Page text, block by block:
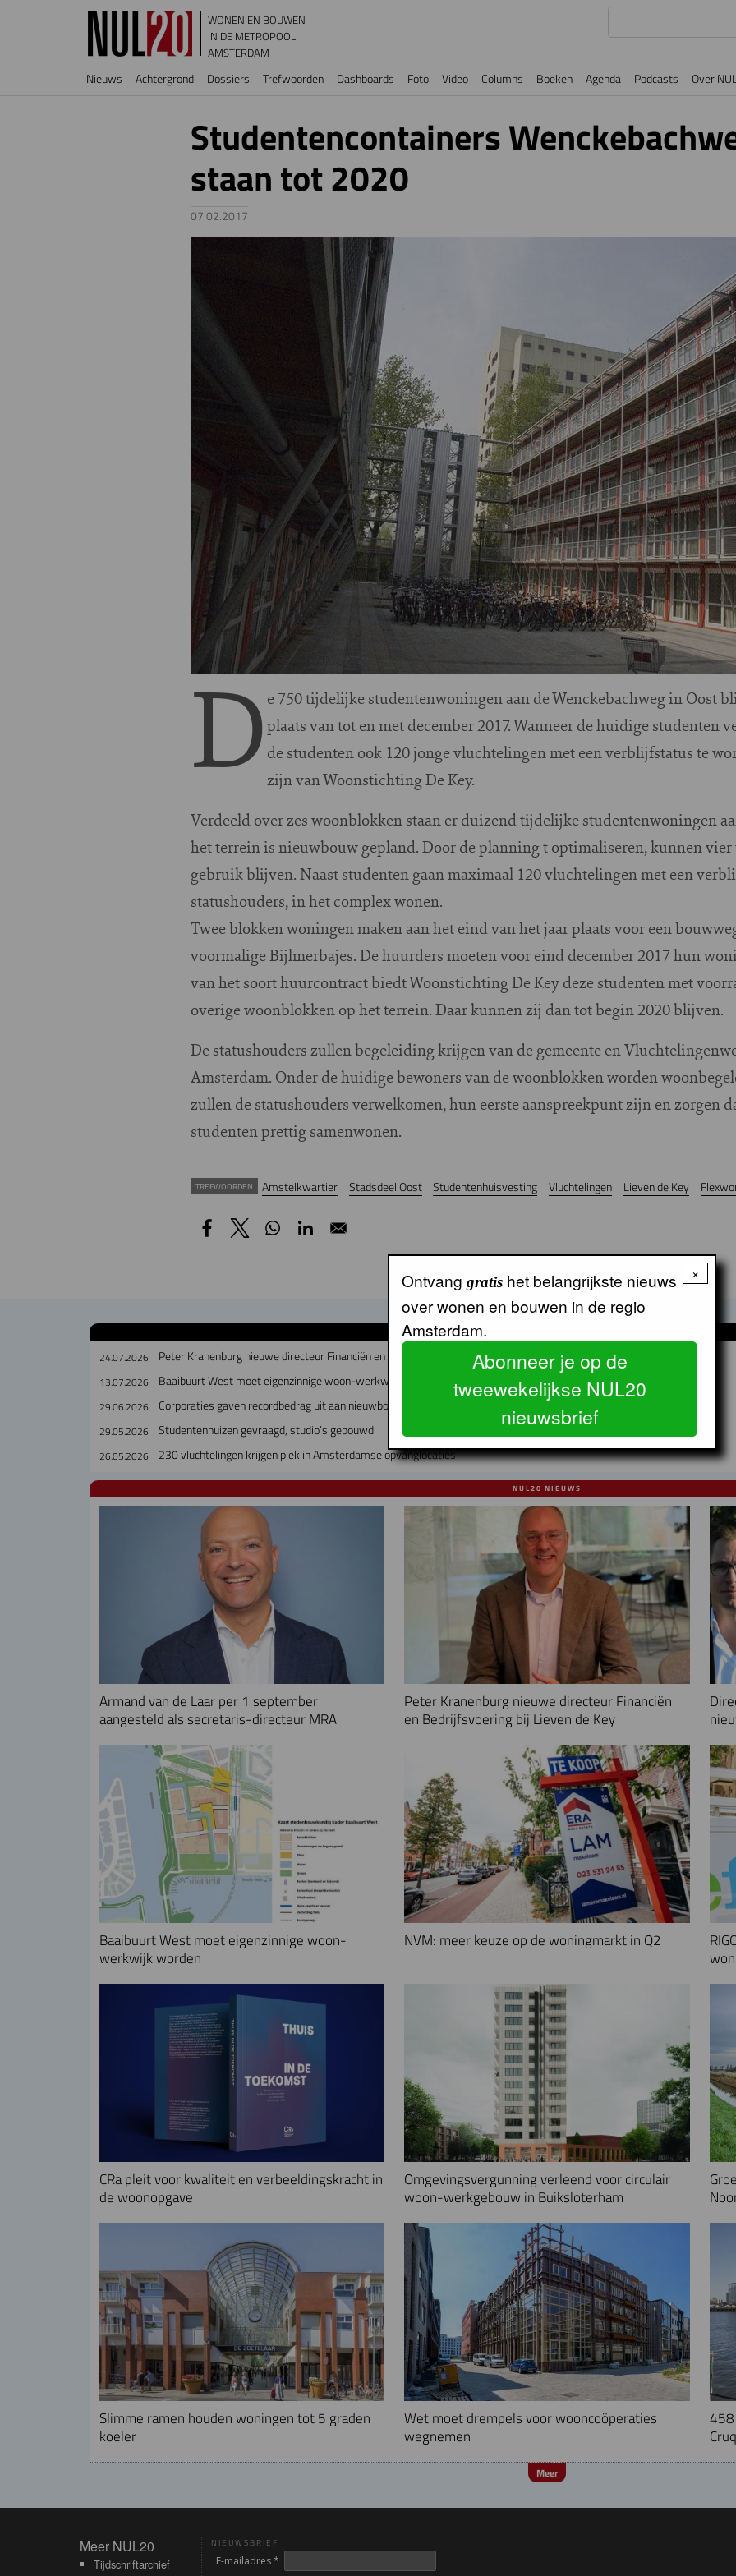
Overslaan en naar de inhoud gaan
WONEN EN BOUWEN
IN DE METROPOOL
AMSTERDAM
Hoofdnavigatie
Nieuws Achtergrond Dossiers Trefwoorden Dashboards Foto Video Columns Boeken Agenda Podcasts Over
Studentencontainers
staan tot 2020
07.02.2017
D e 750 tijdelijke studentenwoningen aan de Wenckebachweg in Oost
plaats van tot en met december 2017. Wanneer de huidige studenten
de studenten ook 120 jonge vluchtelingen met een verblijfstatus te
zijn van Woonstichting De Key.
Verdeeld over zes woonblokken staan er duizend tijdelijke studentenwoningen
het terrein is nieuwbouw gepland. Door de planning t optimaliseren, kunnen
gebruik blijven. Naast studenten gaan maximaal 120 vluchtelingen met een
statushouders, in het complex wonen.
Twee blokken woningen maken aan het eind van het jaar plaats voor een
voormalige Bijlmerbajes. De huurders moeten voor eind december 2017 hun
van het soort huurcontract biedt Woonstichting De Key deze studenten met
overige woonblokken op het terrein. Daar kunnen zij dan tot begin 2020 blijven.
De statushouders zullen begeleiding krijgen van de gemeente en
Amsterdam. Onder de huidige bewoners van de woonblokken worden
zullen de statushouders verwelkomen, hun eerste aanspreekpunt zijn en zorgen
studenten prettig samenwonen.
TREFWOORDEN Amstelkwartier Stadsdeel Oost Studentenhuisvesting Vluchtelingen Lieven de Key
24.07.2026 Peter Kranenburg nieuwe directeur Financiën en Bedrijfsvoering bij Lieven de Key
13.07.2026 Baaibuurt West moet eigenzinnige woon-werkwijk worden
29.06.2026 Corporaties gaven recordbedrag uit aan nieuwbouw en instandhouding
29.05.2026 Studentenhuizen gevraagd, studio’s gebouwd
26.05.2026 230 vluchtelingen krijgen plek in Amsterdamse opvanglocaties
NUL20 NIEUWS
Armand van de Laar per 1 september
aangesteld als secretaris-directeur MRA
Peter Kranenburg nieuwe directeur Financiën
en Bedrijfsvoering bij Lieven de Key
Baaibuurt West moet eigenzinnige woon-
werkwijk worden
NVM: meer keuze op de woningmarkt in Q2
CRa pleit voor kwaliteit en verbeeldingskracht in
de woonopgave
Omgevingsvergunning verleend voor circulair
woon-werkgebouw in Buiksloterham
Slimme ramen houden woningen tot 5 graden
koeler
Wet moet drempels voor wooncoöperaties
wegnemen
Meer
Meer NUL20
Meer NUL20
Tijdschriftarchief
NIEUWSBRIEF
E-mailadres *
×
Ontvang gratis het belangrijkste nieuws
over wonen en bouwen in de regio
Amsterdam.
Abonneer je op de
tweewekelijkse NUL20
nieuwsbrief